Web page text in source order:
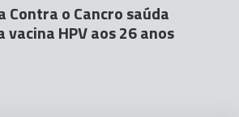
Contra o Cancro saúda
HPV aos 26 anos